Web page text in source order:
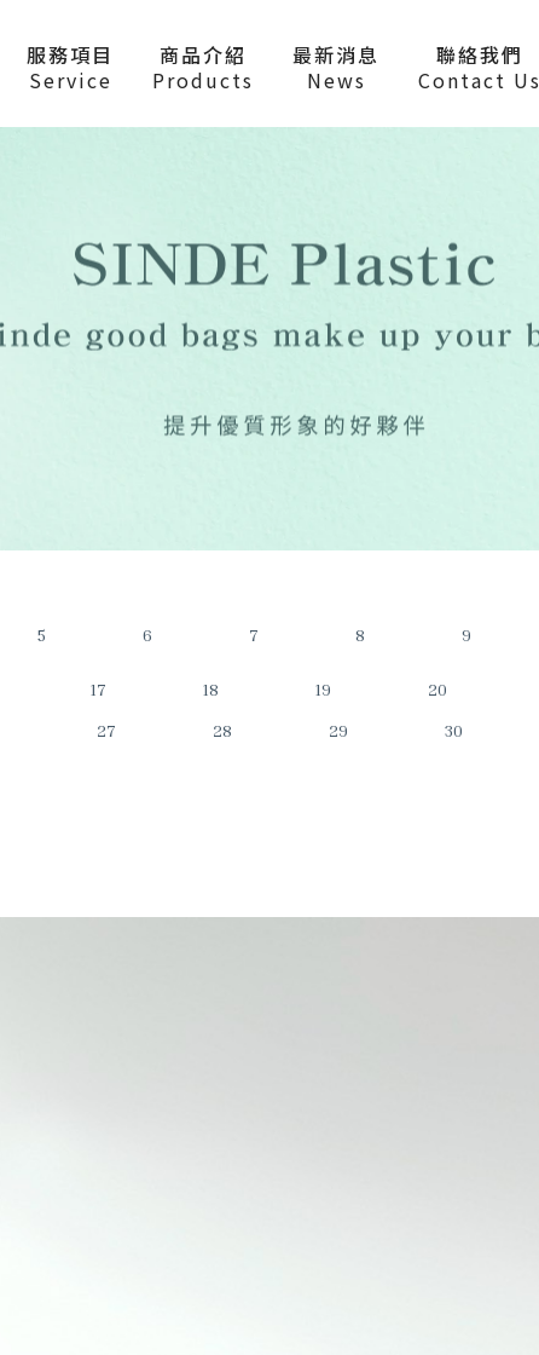
服務項目
Service
商品介紹
Products
最新消息
News
聯絡我們
Contact Us
5 6 7 8 9
17 18 19 20
27 28 29 30